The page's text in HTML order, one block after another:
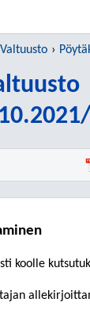
Valtuusto
koolle